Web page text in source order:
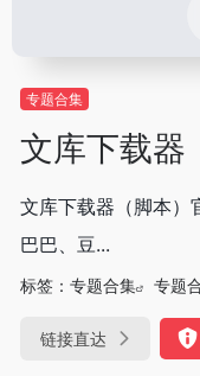
专题合集
文库下载器
文库下载器（脚本）
巴巴、豆...
标签： 专题合集 专题
链接直达